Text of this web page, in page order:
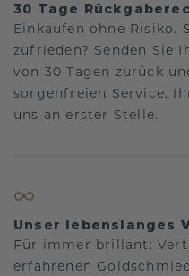
30 Tage
Einkaufen ohne Risiko.
zufrieden? Senden Sie
von 30 Tagen zurück
sorgenfreien Service.
uns an erster Stelle.
Unser lebenslanges
Für immer brillant:
erfahrenen